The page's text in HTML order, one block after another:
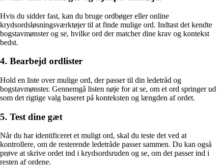
Hvis du sidder fast, kan du bruge ordbøger eller online
krydsordsløsningsværktøjer til at finde mulige ord. Indtast det kendte
bogstavmønster og se, hvilke ord der matcher dine krav og kontekst
bedst.
4. Bearbejd ordlister
Hold en liste over mulige ord, der passer til din ledetråd og
bogstavmønster. Gennemgå listen nøje for at se, om et ord springer ud
som det rigtige valg baseret på konteksten og længden af ordet.
5. Test dine gæt
Når du har identificeret et muligt ord, skal du teste det ved at
kontrollere, om de resterende ledetråde passer sammen. Du kan også
prøve at skrive ordet ind i krydsordsruden og se, om det passer ind i
resten af ordene.